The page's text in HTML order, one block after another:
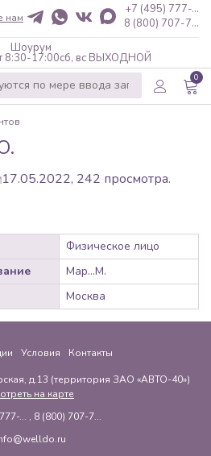
Шоурум
8:30-17:00сб, вс ВЫХОДНОЙ
+7 (495) 777-...
8 (800) 707-7...
нам
0
17.05.2022, 242 просмотра.
Физическое лицо
Мар...М.
Москва
Условия Контакты
д.13 (территория ЗАО «АВТО-40»)
на карте
... , 8 (800) 707-7...